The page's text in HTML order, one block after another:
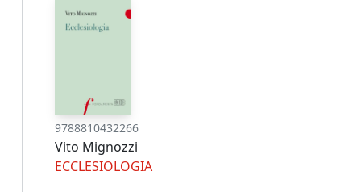
9788810432266
Vito Mignozzi
ECCLESIOLOGIA